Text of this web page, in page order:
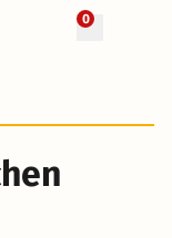
0 + 52 Fotos